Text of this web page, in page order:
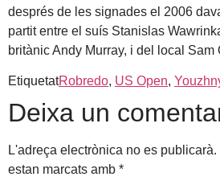
després de les signades el 2006
partit entre el suís Stanislas
britànic Andy Murray, i del local Sam
EtiquetatRobredo, US Open,
Deixa un
L'adreça electrònica no es publicarà.
estan marcats amb *